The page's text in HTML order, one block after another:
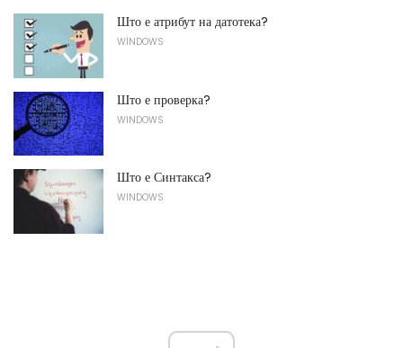
Што е атрибут на датотека?
WINDOWS
Што е проверка?
WINDOWS
Што е Синтакса?
WINDOWS